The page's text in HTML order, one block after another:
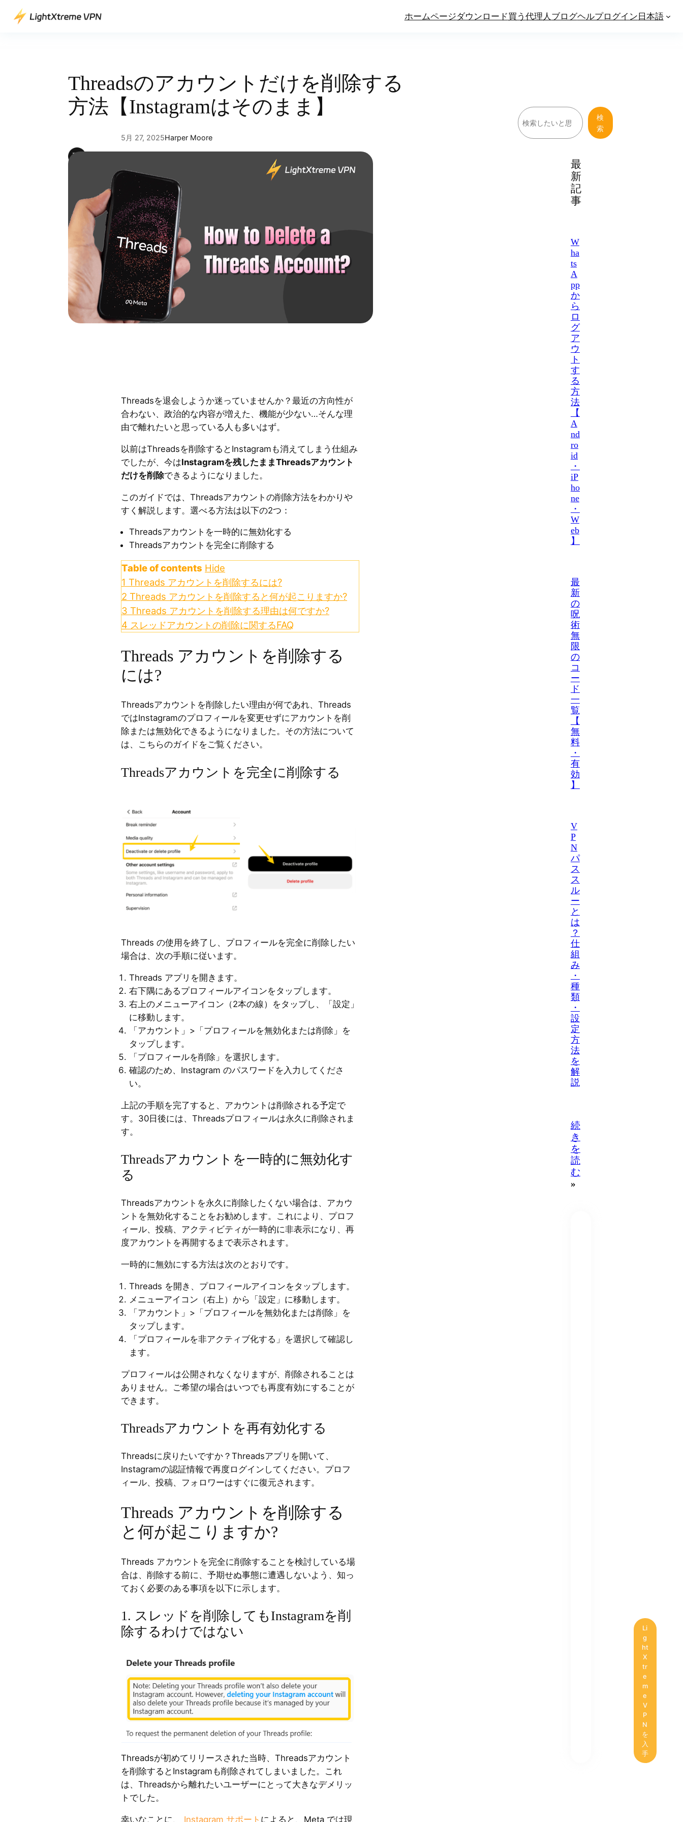
ホームページダウンロード買う 代理人 ブログヘルプログイン日本語
Threadsのアカウントだけを削除する
方法【Instagramはそのまま】
5月 27, 2025Harper Moore
Threadsを退会しようか迷っていませんか？最近の方向性が
合わない、政治的な内容が増えた、機能が少ない…そんな理
由で離れたいと思っている人も多いはず。
以前はThreadsを削除するとInstagramも消えてしまう仕組み
でしたが、今はInstagramを残したままThreadsアカウント
だけを削除できるようになりました。
このガイドでは、Threadsアカウントの削除方法をわかりや
すく解説します。選べる方法は以下の2つ：
Threadsアカウントを一時的に無効化する
Threadsアカウントを完全に削除する
Table of contents Hide
1 Threads アカウントを削除するには?
2 Threads アカウントを削除すると何が起こりますか?
3 Threads アカウントを削除する理由は何ですか?
4 スレッドアカウントの削除に関するFAQ
Threads アカウントを削除する
には?
Threadsアカウントを削除したい理由が何であれ、Threads
ではInstagramのプロフィールを変更せずにアカウントを削
除または無効化できるようになりました。その方法について
は、こちらのガイドをご覧ください。
Threadsアカウントを完全に削除する
Threads の使用を終了し、プロフィールを完全に削除したい
場合は、次の手順に従います。
Threads アプリを開きます。
右下隅にあるプロフィールアイコンをタップします。
右上のメニューアイコン（2本の線）をタップし、「設定」
に移動します。
「アカウント」>「プロフィールを無効化または削除」を
タップします。
「プロフィールを削除」を選択します。
確認のため、Instagram のパスワードを入力してくださ
い。
上記の手順を完了すると、アカウントは削除される予定で
す。30日後には、Threadsプロフィールは永久に削除されま
す。
Threadsアカウントを一時的に無効化す
る
Threadsアカウントを永久に削除したくない場合は、アカウ
ントを無効化することをお勧めします。これにより、プロフ
ィール、投稿、アクティビティが一時的に非表示になり、再
度アカウントを再開するまで表示されます。
一時的に無効にする方法は次のとおりです。
Threads を開き、プロフィールアイコンをタップします。
メニューアイコン（右上）から「設定」に移動します。
「アカウント」>「プロフィールを無効化または削除」を
タップします。
「プロフィールを非アクティブ化する」を選択して確認し
ます。
プロフィールは公開されなくなりますが、削除されることは
ありません。ご希望の場合はいつでも再度有効にすることが
できます。
Threadsアカウントを再有効化する
Threadsに戻りたいですか？Threadsアプリを開いて、
Instagramの認証情報で再度ログインしてください。プロフ
ィール、投稿、フォロワーはすぐに復元されます。
Threads アカウントを削除する
と何が起こりますか?
Threads アカウントを完全に削除することを検討している場
合は、削除する前に、予期せぬ事態に遭遇しないよう、知っ
ておく必要のある事項を以下に示します。
1. スレッドを削除してもInstagramを削
除するわけではない
Threadsが初めてリリースされた当時、Threadsアカウント
を削除するとInstagramも削除されてしまいました。これ
は、Threadsから離れたいユーザーにとって大きなデメリッ
トでした。
幸いなことに、 Instagram サポート によると、Meta では現
検
索
検
索
最
新
記
事
W
ha
ts
A
pp
か
ら
ロ
グ
ア
ウ
ト
す
る
方
法
【
A
nd
ro
id
・
iP
ho
ne
・
W
eb
】
最
新
の
呪
術
無
限
の
コ
ー
ド
一
覧
【
無
料
・
有
効
】
V
P
N
パ
ス
ス
ル
ー
と
は
？
仕
組
み
・
種
類
・
設
定
方
法
を
解
説
続
き
を
読
む
»
Li
g
ht
X
tr
e
m
e
V
P
N
を
入
手